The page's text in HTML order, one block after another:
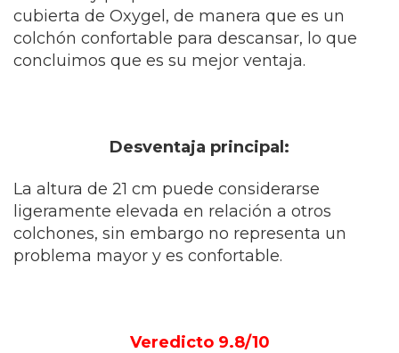
cubierta de Oxygel, de manera que es un
colchón confortable para descansar, lo que
concluimos que es su mejor ventaja.
Desventaja principal:
La altura de 21 cm puede considerarse
ligeramente elevada en relación a otros
colchones, sin embargo no representa un
problema mayor y es confortable.
Veredicto 9.8/10